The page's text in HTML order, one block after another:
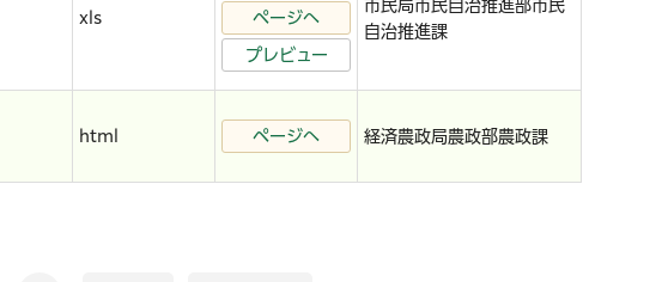
xls ページへ
プレビュー
市民局市民自治推進部市民
自治推進課
html ページへ 経済農政局農政部農政課